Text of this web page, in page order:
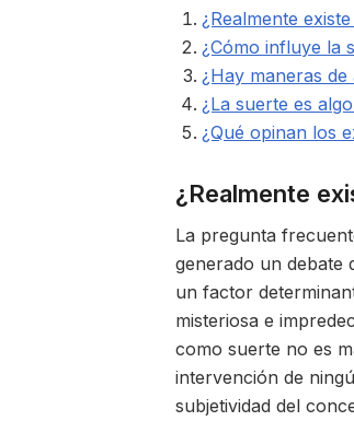
¿Realmente
¿Cómo influye la
¿Hay maneras
¿La suerte es
¿Qué opinan los
¿Realmente
La pregunta
generado un debate
un factor
misteriosa e
como suerte no es
intervención de
subjetividad del